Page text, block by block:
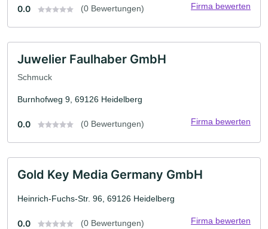
0.0 (0 Bewertungen) Firma bewerten
Juwelier Faulhaber GmbH
Schmuck
Burnhofweg 9, 69126 Heidelberg
0.0 (0 Bewertungen) Firma bewerten
Gold Key Media Germany GmbH
Heinrich-Fuchs-Str. 96, 69126 Heidelberg
0.0 (0 Bewertungen) Firma bewerten